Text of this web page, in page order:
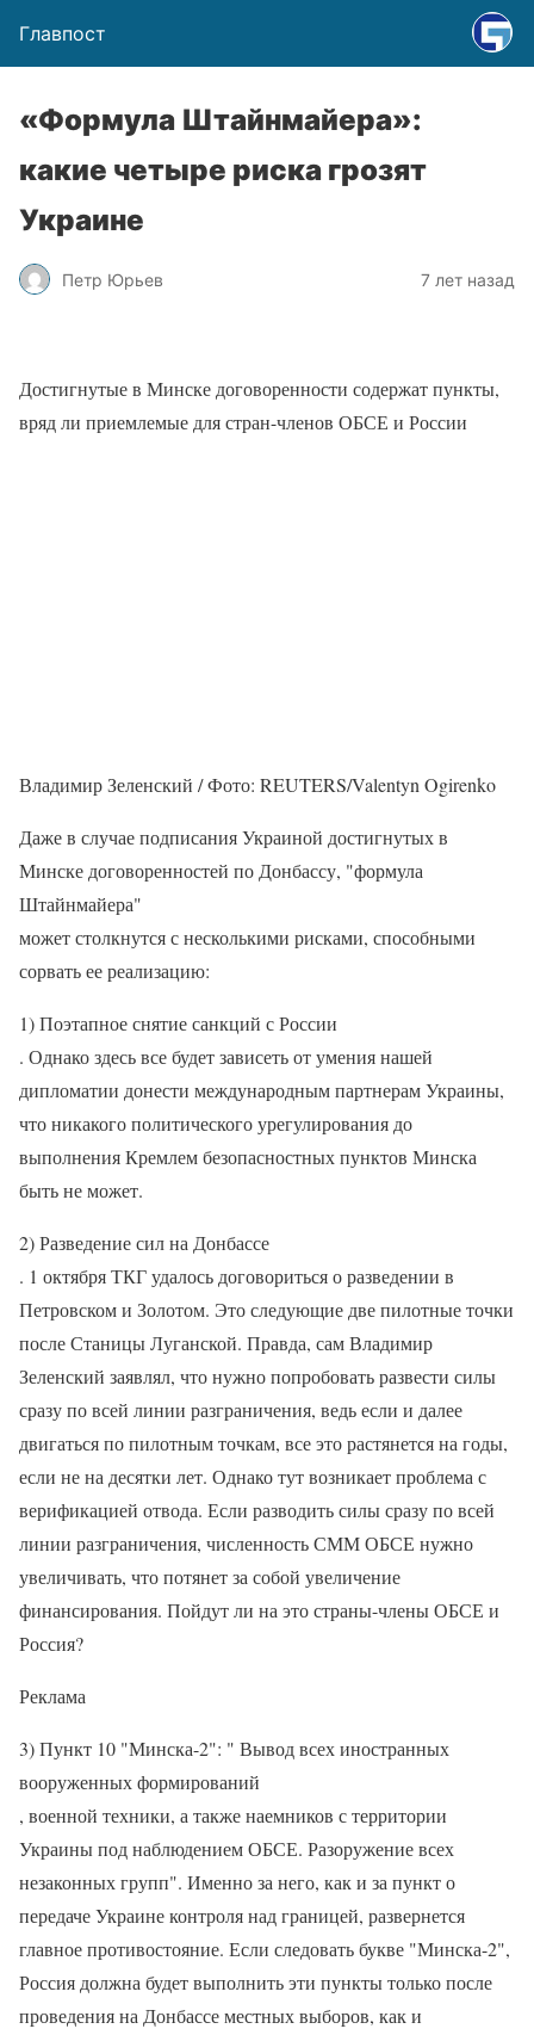
Главпост
«Формула Штайнмайера»:
какие четыре риска грозят
Украине
Петр Юрьев 7 лет назад
Достигнутые в Минске договоренности содержат пункты,
вряд ли приемлемые для стран-членов ОБСЕ и России
Владимир Зеленский / Фото: REUTERS/Valentyn Ogirenko
Даже в случае подписания Украиной достигнутых в
Минске договоренностей по Донбассу, "формула
Штайнмайера"
может столкнутся с несколькими рисками, способными
сорвать ее реализацию:
1) Поэтапное снятие санкций с России
. Однако здесь все будет зависеть от умения нашей
дипломатии донести международным партнерам Украины,
что никакого политического урегулирования до
выполнения Кремлем безопасностных пунктов Минска
быть не может.
2) Разведение сил на Донбассе
. 1 октября ТКГ удалось договориться о разведении в
Петровском и Золотом. Это следующие две пилотные точки
после Станицы Луганской. Правда, сам Владимир
Зеленский заявлял, что нужно попробовать развести силы
сразу по всей линии разграничения, ведь если и далее
двигаться по пилотным точкам, все это растянется на годы,
если не на десятки лет. Однако тут возникает проблема с
верификацией отвода. Если разводить силы сразу по всей
линии разграничения, численность СММ ОБСЕ нужно
увеличивать, что потянет за собой увеличение
финансирования. Пойдут ли на это страны-члены ОБСЕ и
Россия?
Реклама
3) Пункт 10 "Минска-2": " Вывод всех иностранных
вооруженных формирований
, военной техники, а также наемников с территории
Украины под наблюдением ОБСЕ. Разоружение всех
незаконных групп". Именно за него, как и за пункт о
передаче Украине контроля над границей, развернется
главное противостояние. Если следовать букве "Минска-2",
Россия должна будет выполнить эти пункты только после
проведения на Донбассе местных выборов, как и